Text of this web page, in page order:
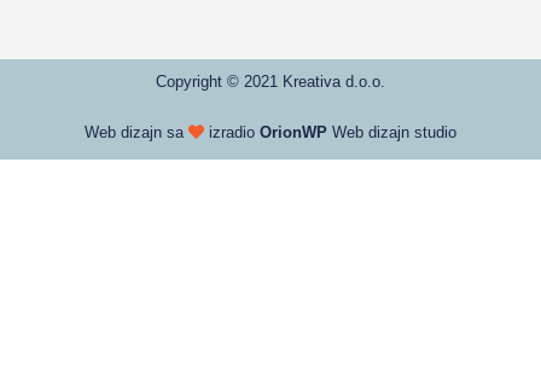
Copyright © 2021 Kreativa d.o.o.
Web dizajn sa izradio OrionWP Web dizajn studio